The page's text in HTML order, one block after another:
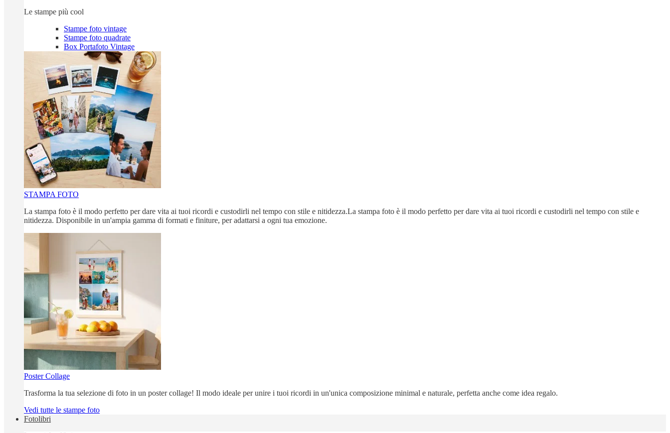
Le stampe più cool
Stampe foto vintage
Stampe foto quadrate
Box Portafoto Vintage
STAMPA FOTO
La stampa foto è il modo perfetto per dare vita ai tuoi ricordi e custodirli nel tempo con stile e nitidezza.La stampa foto è il modo perfetto per dare vita ai tuoi ricordi e custodirli nel tempo con stile e
nitidezza. Disponibile in un'ampia gamma di formati e finiture, per adattarsi a ogni tua emozione.
Poster Collage
Trasforma la tua selezione di foto in un poster collage! Il modo ideale per unire i tuoi ricordi in un'unica composizione minimal e naturale, perfetta anche come idea regalo.
Vedi tutte le stampe foto
Fotolibri